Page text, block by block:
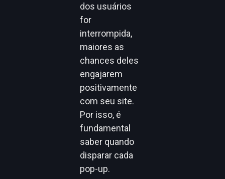
dos usuários
for
interrompida,
maiores as
chances deles
engajarem
positivamente
com seu site.
Por isso, é
fundamental
saber quando
disparar cada
pop-up.